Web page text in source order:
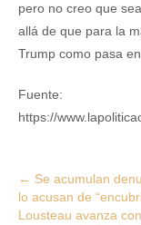
pero no creo que
allá de que para la
Trump como pasa
Fuente:
https://
Post
navigation
← Se acumulan
lo acusan de
Lousteau avanza